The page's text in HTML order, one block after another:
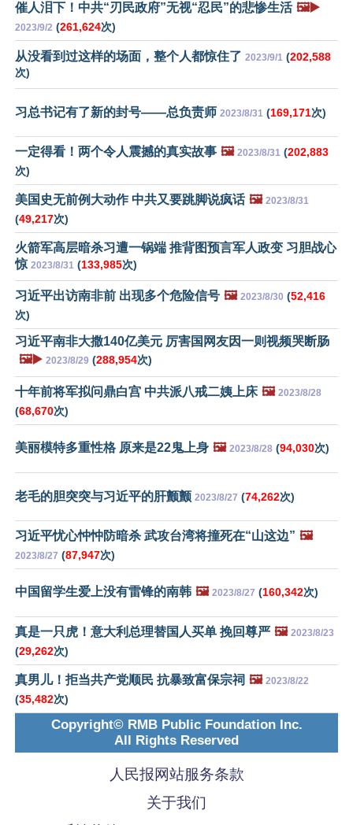
催人泪下！中共“刃民政府”无视“忍民”的悲惨生活 🖼️▶️
2023/9/2 (261,624次)
从没看到过这样的场面，整个人都惊住了 2023/9/1 (202,588
次)
习总书记有了新的封号——总负责师 2023/8/31 (169,171次)
一定得看！两个令人震撼的真实故事 🖼️ 2023/8/31 (202,883
次)
美国史无前例大动作 中共又要跳脚说疯话 🖼️ 2023/8/31
(49,217次)
火箭军高层暗杀习遭一锅端 推背图预言军人政变 习胆战心
惊 2023/8/31 (133,985次)
习近平出访南非前 出现多个危险信号 🖼️ 2023/8/30 (52,416
次)
习近平南非大撒140亿美元 厉害国网友因一则视频哭断肠
🖼️▶️ 2023/8/29 (288,954次)
十年前将军拟问鼎白宫 中共派八戒二姨上床 🖼️ 2023/8/28
(68,670次)
美丽模特多重性格 原来是22鬼上身 🖼️ 2023/8/28 (94,030次)
老毛的胆突突与习近平的肝颤颤 2023/8/27 (74,262次)
习近平忧心忡忡防暗杀 武攻台湾将撞死在“山这边” 🖼️
2023/8/27 (87,947次)
中国留学生爱上没有雷锋的南韩 🖼️ 2023/8/27 (160,342次)
真是一只虎！意大利总理替国人买单 挽回尊严 🖼️ 2023/8/23
(29,262次)
真男儿！拒当共产党顺民 抗暴致富保宗祠 🖼️ 2023/8/22
(35,482次)
Copyright© RMB Public Foundation Inc.
All Rights Reserved
人民报网站服务条款
关于我们